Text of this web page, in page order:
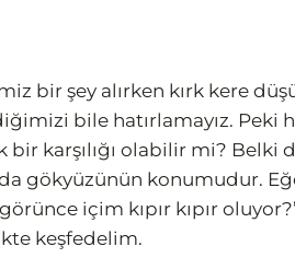
bir şey alırken kırk kere
bile hatırlamayız. Peki
bir karşılığı olabilir mi? Belki
gökyüzünün konumudur.
içim kıpır kıpır
keşfedelim.